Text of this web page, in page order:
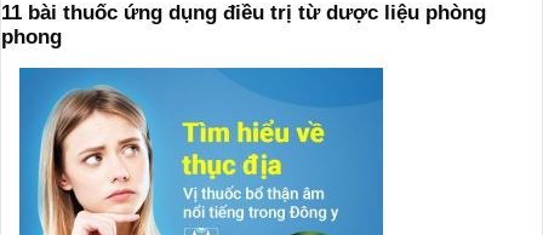
11 bài thuốc ứng dụng điều trị từ dược liệu phòng
phong